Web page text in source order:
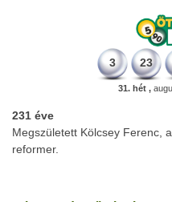
3 23
31. hét ,
231 éve
Megszületett Kölcsey Ferenc,
reformer.